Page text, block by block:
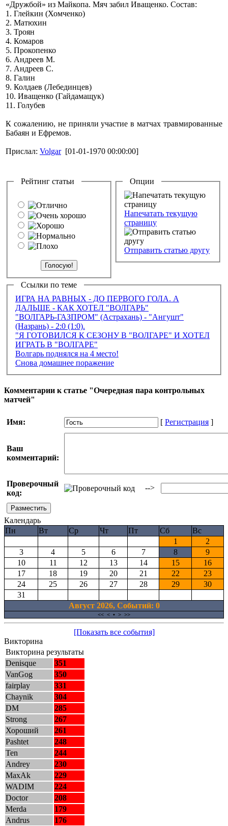
«Дружбой» из Майкопа. Мяч забил Иващенко. Состав:
1. Глейкин (Хомченко)
2. Матюхин
3. Троян
4. Комаров
5. Прокопенко
6. Андреев М.
7. Андреев С.
8. Галин
9. Колдаев (Лебединцев)
10. Иващенко (Гайдамащук)
11. Голубев
К сожалению, не приняли участие в матчах травмированные
Бабаян и Ефремов.
Прислал: Volgar [01-01-1970 00:00:00]
Рейтинг статьи Опции
Напечатать текущую
страницу
Отправить статью другу
Ссылки по теме
ИГРА НА РАВНЫХ - ДО ПЕРВОГО ГОЛА. А
ДАЛЬШЕ - КАК ХОТЕЛ "ВОЛГАРЬ"
"ВОЛГАРЬ-ГАЗПРОМ" (Астрахань) - "Ангушт"
(Назрань) - 2:0 (1:0).
"Я ГОТОВИЛСЯ К СЕЗОНУ В "ВОЛГАРЕ" И ХОТЕЛ
ИГРАТЬ В "ВОЛГАРЕ"
Волгарь поднялся на 4 место!
Снова домашнее поражение
Комментарии к статье "Очередная пара контрольных
матчей"
Имя: [ Регистрация ]
Ваш
комментарий:
Проверочный
код:
-->
Календарь
Пн
Вт Ср Чт Пт Сб
Вс
1
2
3
4 5 6 7 8
9
10
11 12 13 14 15
16
17
18 19 20 21 22
23
24
25 26 27 28 29
30
31
Август 2026, Cобытий: 0
<< < • > >>
[Показать все события]
Викторина
Викторина результаты
Denisque
351
VanGog
350
fairplay
331
Chaynik
304
DM
285
Strong
267
Хороший
261
Pashtet
248
Ten
244
Andrey
230
MaxAk
229
WADIM
224
Doctor
208
Merda
179
Andrus
176